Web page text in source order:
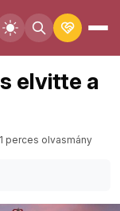
elvitte a
1 perces olvasmány